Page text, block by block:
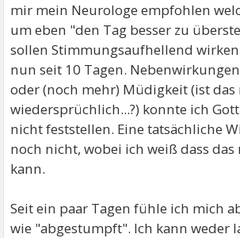
mir mein Neurologe empfohlen
um eben "den Tag besser zu
sollen Stimmungsaufhellend
nun seit 10 Tagen.
oder (noch mehr) Müdigkeit (ist
wiedersprüchlich...?) konnte ich
nicht feststellen. Eine tatsächliche
noch nicht, wobei ich weiß dass das
kann.
Seit ein paar Tagen fühle ich mich
wie "abgestumpft". Ich kann weder